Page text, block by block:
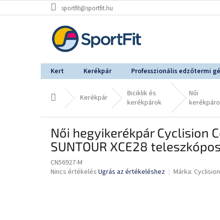
a
sportfit@sportfit.hu
Kert Kerékpár Professzionális edzőtermi
KezdőlapKerékpár
Biciklik és
kerékpárok
Női
Női hegyikerékpár Cyclision
SUNTOUR XCE28
CN56927-M
A
Nincs értékelés Ugrás az értékeléshez Márka: Cyclision